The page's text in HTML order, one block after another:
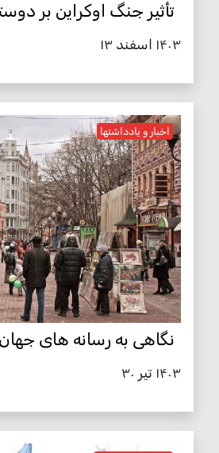
تأثیر جنگ اوکراین بر
۱۴۰۳ اسفند ۱۳
اخبار و یادداشتها
نگاهی به رسانه های جهان
۱۴۰۳ تیر ۳۰